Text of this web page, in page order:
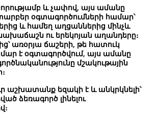
և չափով, այս ամանը
օգտագործումների համար՝
և համեղ աղցաններից մինչև
ու երեկոյան աղանդերը։
առօրյա ճաշերի, թե հատուկ
է օգտագործվում, այս ամանը
մշակութային
աշխատանք եզակի է և անկրկնելի՝
ձեռագործ լինելու